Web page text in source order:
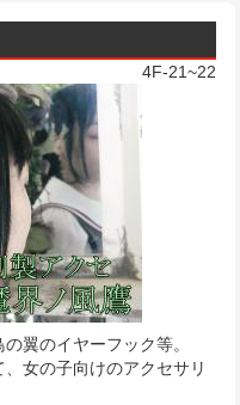
4F-21~22
翼のイヤーフック等。
女の子向けのアクセサリ